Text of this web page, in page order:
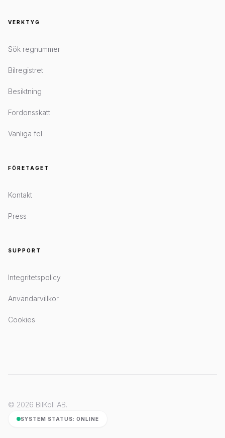
VERKTYG
Sök regnummer
Bilregistret
Besiktning
Fordonsskatt
Vanliga fel
FÖRETAGET
Kontakt
Press
SUPPORT
Integritetspolicy
Användarvillkor
Cookies
© 2026 BilKoll AB.
SYSTEM STATUS: ONLINE